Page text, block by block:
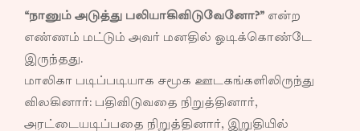
“நானும் அடுத்து பலியாகிவிடுவேனோ?” என்ற
எண்ணம் மட்டும் அவர் மனதில் ஓடிக்கொண்டே
இருந்தது.
மாலிகா படிப்படியாக சமூக ஊடகங்களிலிருந்து
விலகினார்: பதிவிடுவதை நிறுத்தினார்,
அரட்டையடிப்பதை நிறுத்தினார், இறுதியில்